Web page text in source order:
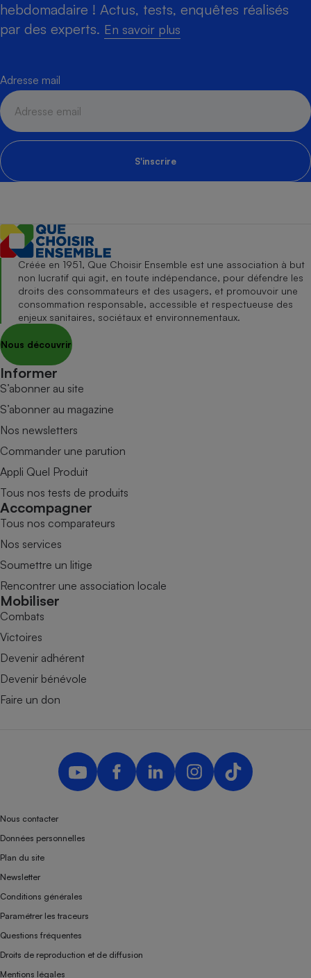
hebdomadaire ! Actus, tests, enquêtes réalisés
par des experts. En savoir plus
Adresse mail
S'inscrire
Créée en 1951, Que Choisir Ensemble est une association à but
non lucratif qui agit, en toute indépendance, pour défendre les
droits des consommateurs et des usagers, et promouvoir une
consommation responsable, accessible et respectueuse des
enjeux sanitaires, sociétaux et environnementaux.
Nous découvrir
Informer
S’abonner au site
S’abonner au magazine
Nos newsletters
Commander une parution
Appli Quel Produit
Tous nos tests de produits
Accompagner
Tous nos comparateurs
Nos services
Soumettre un litige
Rencontrer une association locale
Mobiliser
Combats
Victoires
Devenir adhérent
Devenir bénévole
Faire un don
Nous contacter
Données personnelles
Plan du site
Newsletter
Conditions générales
Paramétrer les traceurs
Questions fréquentes
Droits de reproduction et de diffusion
Mentions légales